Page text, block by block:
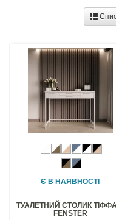
Є В НАЯВНОСТІ
ТУАЛЕТНИЙ СТОЛИК
FENSTER